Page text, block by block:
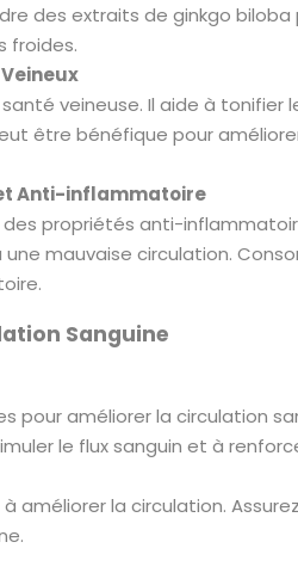
des extraits de ginkgo
froides.
veineuse. Il aide à tonifier
être bénéfique pour
Anti-inflammatoire
propriétés anti-
mauvaise circulation.
Sanguine
pour améliorer la circulation
le flux sanguin et à
améliorer la circulation.